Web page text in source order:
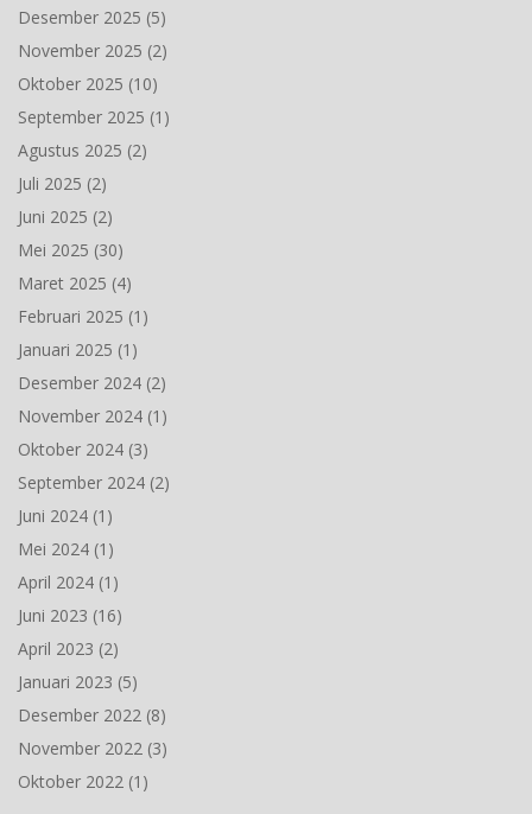
Desember 2025 (5)
November 2025 (2)
Oktober 2025 (10)
September 2025 (1)
Agustus 2025 (2)
Juli 2025 (2)
Juni 2025 (2)
Mei 2025 (30)
Maret 2025 (4)
Februari 2025 (1)
Januari 2025 (1)
Desember 2024 (2)
November 2024 (1)
Oktober 2024 (3)
September 2024 (2)
Juni 2024 (1)
Mei 2024 (1)
April 2024 (1)
Juni 2023 (16)
April 2023 (2)
Januari 2023 (5)
Desember 2022 (8)
November 2022 (3)
Oktober 2022 (1)